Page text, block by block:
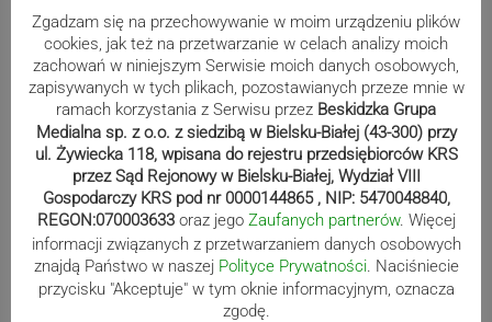
kolejowym w Stryszawie
Kobiernice: Trzynastolatek upojony
alkoholem! Lądował śmigłowiec LPR
Trzy pokolenia, czyli od Jana Kowali
do Leszka Samińskiego.
Introligatorska saga z Cieszyna
Zgadzam się na przechowywanie w moim urządzeniu plików
cookies, jak też na przetwarzanie w celach analizy moich
zachowań w niniejszym Serwisie moich danych osobowych,
zapisywanych w tych plikach, pozostawianych przeze mnie w
ramach korzystania z Serwisu przez Beskidzka Grupa
Medialna sp. z o.o. z siedzibą w Bielsku-Białej (43-300) przy
ul. Żywiecka 118, wpisana do rejestru przedsiębiorców KRS
przez Sąd Rejonowy w Bielsku-Białej, Wydział VIII
Gospodarczy KRS pod nr 0000144865 , NIP: 5470048840,
REGON:070003633 oraz jego Zaufanych partnerów. Więcej
informacji związanych z przetwarzaniem danych osobowych
znajdą Państwo w naszej Polityce Prywatności. Naciśniecie
przycisku "Akceptuje" w tym oknie informacyjnym, oznacza
zgodę.